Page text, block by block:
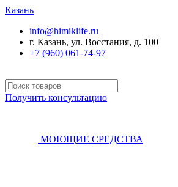
Казань
info@himiklife.ru
г. Казань, ул. Восстания, д. 100
+7 (960) 061-74-97
Получить консультацию
МОЮЩИЕ СРЕДСТВА